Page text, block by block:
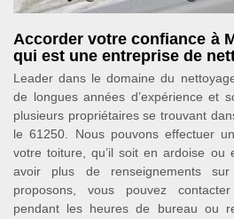
Accorder votre confiance à
qui est une entreprise de
Leader dans le domaine du
de longues années d’expérience et
plusieurs propriétaires se trouvant
le 61250. Nous pouvons effectuer
votre toiture, qu’il soit en ardoise ou
avoir plus de renseignements
proposons, vous pouvez
pendant les heures de bureau ou